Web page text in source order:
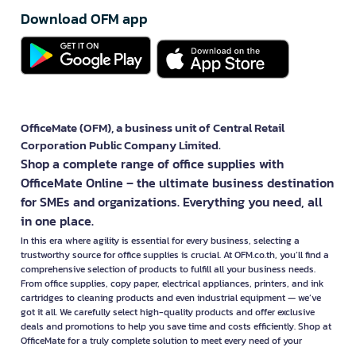
Download OFM app
OfficeMate (OFM), a business unit of Central Retail
Corporation Public Company Limited.
Shop a complete range of office supplies with
OfficeMate Online – the ultimate business destination
for SMEs and organizations. Everything you need, all
in one place.
In this era where agility is essential for every business, selecting a
trustworthy source for office supplies is crucial. At OFM.co.th, you’ll find a
comprehensive selection of products to fulfill all your business needs.
From office supplies, copy paper, electrical appliances, printers, and ink
cartridges to cleaning products and even industrial equipment — we’ve
got it all. We carefully select high-quality products and offer exclusive
deals and promotions to help you save time and costs efficiently. Shop at
OfficeMate for a truly complete solution to meet every need of your